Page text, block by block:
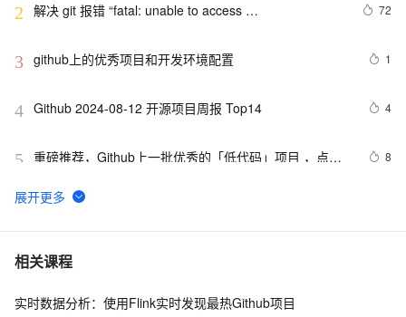
2 解决 git 报错 “fatal: unable to access
was rese
72
3 github上的优秀项目和开发环境配置 1
4 Github 2024-08-12 开源项目周报 Top14 4
5 重磅推荐，Github上一批优秀的「低代码」项目 ，点赞
8
6
GitHub 星标 115k+的 Java 教程，超级硬核！下载量突
7 微软 GitHub 收购一个付费代码工具，然后免费开放了
8 MaskGCT：登上GitHub趋势榜榜首的TTS开源大模型
相关课程
实时数据分析：使用Flink实时发现最热Github项目